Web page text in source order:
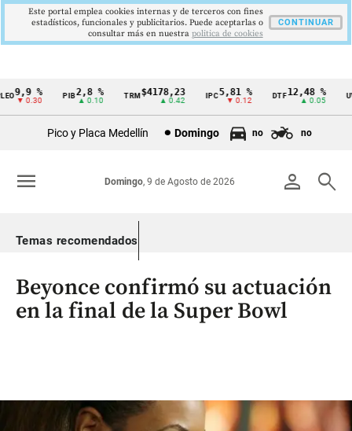
Cintillo
Colombia
9,9 %
▼ 0.30
PIB2,8 %
▲ 0.10
TRM$4178,23
▲ 0.42
5,81 %
▼ 0.12
DTF12,48 %
▲ 0.05
UVR
Pico y Placa Medellín Domingo no no
person search
Domingo, 9 de Agosto de 2026
menu
Temas recomendados
Beyonce confirmó su actuación
en la final de la Super Bowl
Este portal emplea cookies internas y de terceros con fines
estadísticos, funcionales y publicitarios. Puede aceptarlas o
consultar más en nuestra politica de cookies
CONTINUAR